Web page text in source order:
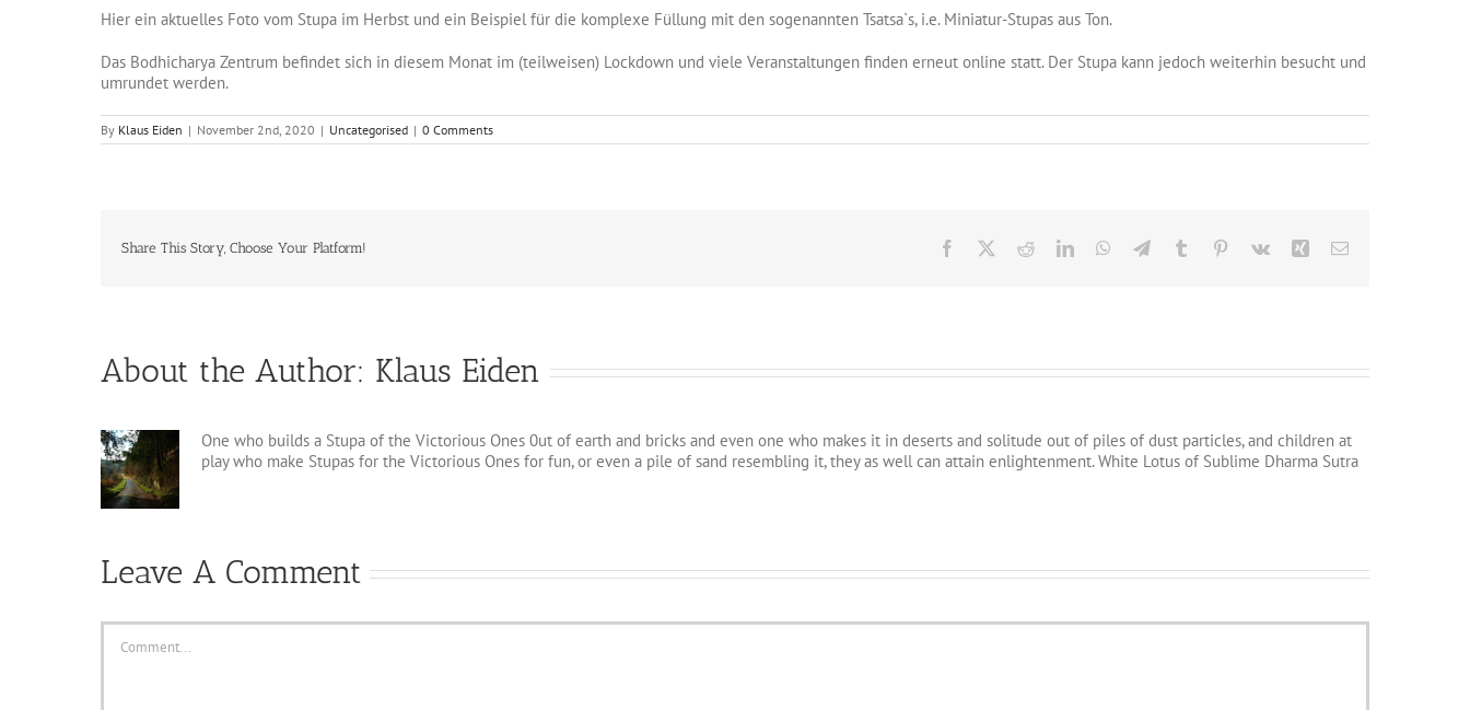
Hier ein aktuelles Foto vom Stupa im Herbst und ein Beispiel für die komplexe Füllung mit den sogenannten Tsatsa`s, i.e. Miniatur-Stupas aus Ton.
Das Bodhicharya Zentrum befindet sich in diesem Monat im (teilweisen) Lockdown und viele Veranstaltungen finden erneut online statt. Der Stupa kann jedoch weiterhin besucht und
umrundet werden.
By Klaus Eiden | November 2nd, 2020 | Uncategorised | 0 Comments
Share This Story, Choose Your Platform! Facebook RedditLinkedInWhatsApp
TelegramTumblr Pinterest
Vk Xing Email
About the Author: Klaus Eiden
One who builds a Stupa of the Victorious Ones 0ut of earth and bricks and even one who makes it in deserts and solitude out of piles of dust particles, and children at
play who make Stupas for the Victorious Ones for fun, or even a pile of sand resembling it, they as well can attain enlightenment. White Lotus of Sublime Dharma Sutra
Leave A Comment
Comment